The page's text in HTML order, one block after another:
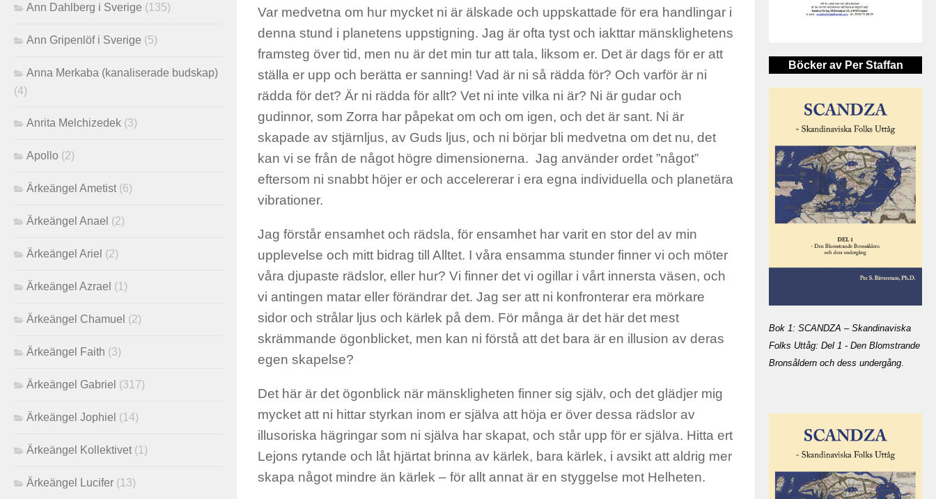
Var medvetna om hur mycket ni är älskade och uppskattade för era handlingar i
denna stund i planetens uppstigning. Jag är ofta tyst och iakttar mänsklighetens
framsteg över tid, men nu är det min tur att tala, liksom er. Det är dags för er att
ställa er upp och berätta er sanning! Vad är ni så rädda för? Och varför är ni
rädda för det? Är ni rädda för allt? Vet ni inte vilka ni är? Ni är gudar och
gudinnor, som Zorra har påpekat om och om igen, och det är sant. Ni är
skapade av stjärnljus, av Guds ljus, och ni börjar bli medvetna om det nu, det
kan vi se från de något högre dimensionerna. Jag använder ordet ”något”
eftersom ni snabbt höjer er och accelererar i era egna individuella och planetära
vibrationer.
Jag förstår ensamhet och rädsla, för ensamhet har varit en stor del av min
upplevelse och mitt bidrag till Alltet. I våra ensamma stunder finner vi och möter
våra djupaste rädslor, eller hur? Vi finner det vi ogillar i vårt innersta väsen, och
vi antingen matar eller förändrar det. Jag ser att ni konfronterar era mörkare
sidor och strålar ljus och kärlek på dem. För många är det här det mest
skrämmande ögonblicket, men kan ni förstå att det bara är en illusion av deras
egen skapelse?
Det här är det ögonblick när mänskligheten finner sig själv, och det glädjer mig
mycket att ni hittar styrkan inom er själva att höja er över dessa rädslor av
illusoriska hägringar som ni själva har skapat, och står upp för er själva. Hitta ert
Lejons rytande och låt hjärtat brinna av kärlek, bara kärlek, i avsikt att aldrig mer
skapa något mindre än kärlek – för allt annat är en styggelse mot Helheten.
Ann Dahlberg i Sverige (135)
Ann Gripenlöf i Sverige (5)
Anna Merkaba (kanaliserade budskap)
(4)
Anrita Melchizedek (3)
Apollo (2)
Ärkeängel Ametist (6)
Ärkeängel Anael (2)
Ärkeängel Ariel (2)
Ärkeängel Azrael (1)
Ärkeängel Chamuel (2)
Ärkeängel Faith (3)
Ärkeängel Gabriel (317)
Ärkeängel Jophiel (14)
Ärkeängel Kollektivet (1)
Ärkeängel Lucifer (13)
Böcker av Per Staffan
Bok 1: SCANDZA – Skandinaviska
Folks Uttåg: Del 1 - Den Blomstrande
Bronsåldern och dess undergång.